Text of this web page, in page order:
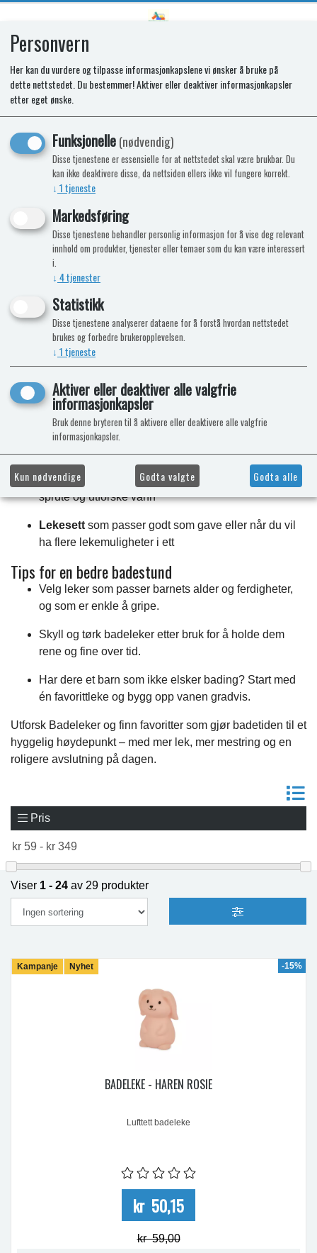
Badeleker – gjør badetiden til lek og
velvære
Badeleker gjør badetiden morsommere – og kan samtidig
bidra til tryggere og roligere rutiner for både barn og
foreldre. I denne kategorien finner du badeleker som
passer til små barn og litt større barn, enten dere vil ha
aktiv lek med plasking eller roligere lek som holder barnet
engasjert i badekaret.
Lek som kombinerer glede og utvikling
Badelek handler ikke bare om moro. Når barnet øser,
finmotorikk, koordinasjon og nysgjerrighet. Mange opplever
også at badeleker kan gjøre det enklere å få til gode rutiner
ved bading og hårvask – fordi fokus flyttes fra “må” til “lek”.
Finn riktig badeleke
I kategorien finner du ulike typer badeleker, slik at du kan
velge etter alder, interesse og hvor mye plass dere har:
Små lekersom er enkle å holde og leke med for små
hender
Aktivitetsleker
som gjør det ekstra gøy å helle,
sprute og utforske vann
Lekesett som passer godt som gave eller når du vil
ha flere lekemuligheter i ett
Tips for en bedre badestund
Velg leker som passer barnets alder og ferdigheter,
og som er enkle å gripe.
Skyll og tørk badeleker etter bruk for å holde dem
rene og fine over tid.
Har dere et barn som ikke elsker bading? Start med
én favorittleke og bygg opp vanen gradvis.
Utforsk Badeleker og finn favoritter som gjør badetiden til et
hyggelig høydepunkt – med mer lek, mer mestring og en
roligere avslutning på dagen.
Pris
Viser 1 - 24 av 29 produkter
Kampanje Nyhet -15%
BADELEKE - HAREN ROSIE
Lufttett badeleke
kr 50,15
kr 59,00
Personvern
Her kan du vurdere og tilpasse informasjonkapslene vi ønsker å bruke på
dette nettstedet. Du bestemmer! Aktiver eller deaktiver informasjonkapsler
etter eget ønske.
Funksjonelle(nødvendig)
Disse tjenestene er essensielle for at nettstedet skal være brukbar. Du
kan ikke deaktivere disse, da nettsiden ellers ikke vil fungere korrekt.
↓ 1tjeneste
Markedsføring
Disse tjenestene behandler personlig informasjon for å vise deg relevant
innhold om produkter, tjenester eller temaer som du kan være interessert
i.
↓ 4tjenester
Statistikk
Disse tjenestene analyserer dataene for å forstå hvordan nettstedet
brukes og forbedre brukeropplevelsen.
↓ 1tjeneste
Aktiver eller deaktiver alle valgfrie
informasjonkapsler
Bruk denne bryteren til å aktivere eller deaktivere alle valgfrie
informasjonkapsler.
Kun nødvendige Godta valgte Godta alle